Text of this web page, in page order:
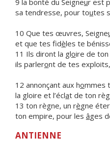
9 la bonté du Seigneur est
sa tendresse, pour toutes
10 Que tes œuvres, Seigne
et que tes fidèles te
11 Ils diront la gloire de
ils parleront de tes exploits,
12 annonçant aux hommes
la gloire et l’éclat de ton
13 ton règne, un règne
ton empire, pour les âges
ANTIENNE